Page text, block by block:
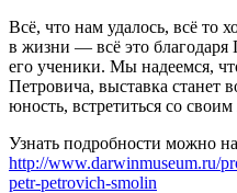
Всё, что нам удалось, всё то
в жизни — всё это
его ученики. Мы надеемся,
Петровича, выставка станет
юность, встретиться со
Узнать подробности можно
http://www.darwinmuseum.ru/
petr-petrovich-smolin